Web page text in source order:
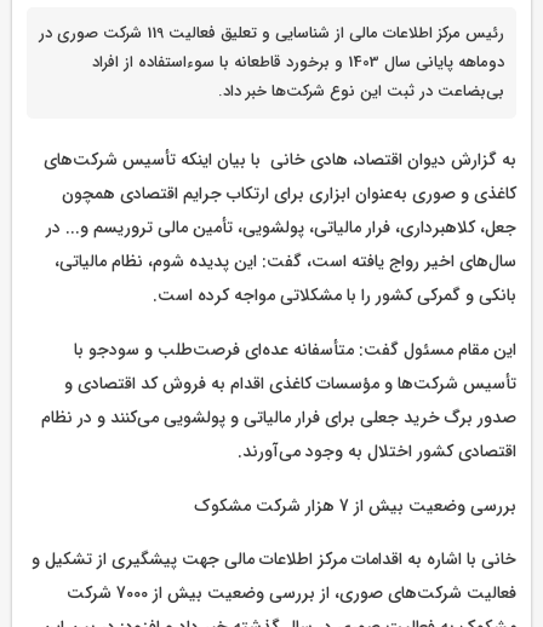
رئیس مرکز اطلاعات مالی از شناسایی و تعلیق فعالیت 119 شرکت صوری در
دوماهه پایانی سال 1403 و برخورد قاطعانه با سوءاستفاده از افراد
بی‌بضاعت در ثبت این نوع شرکت‌ها خبر داد.
به گزارش دیوان اقتصاد، هادی خانی با بیان اینکه تأسیس شرکت‌های
کاغذی و صوری به‌عنوان ابزاری برای ارتکاب جرایم اقتصادی همچون
جعل، کلاهبرداری، فرار مالیاتی، پولشویی، تأمین مالی تروریسم و... در
سال‌های اخیر رواج یافته است، گفت: این پدیده شوم، نظام مالیاتی،
بانکی و گمرکی کشور را با مشکلاتی مواجه کرده است.
این مقام مسئول گفت: متأسفانه عده‌ای فرصت‌طلب و سودجو با
تأسیس شرکت‌ها و مؤسسات کاغذی اقدام به فروش کد اقتصادی و
صدور برگ خرید جعلی برای فرار مالیاتی و پولشویی می‌کنند و در نظام
اقتصادی کشور اختلال به وجود می‌آورند.
بررسی وضعیت بیش از 7 هزار شرکت مشکوک
خانی با اشاره به اقدامات مرکز اطلاعات مالی جهت پیشگیری از تشکیل و
فعالیت شرکت‌های صوری، از بررسی وضعیت بیش از 7000 شرکت